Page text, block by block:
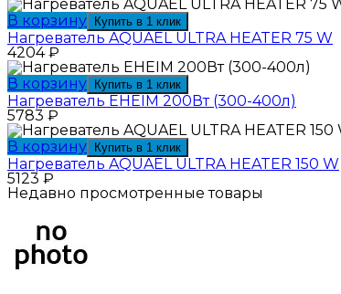
В корзину
Купить в 1 клик
Нагреватель AQUAEL ULTRA HEATER 75 W
4204₽
В корзину
Купить в 1 клик
Нагреватель EHEIM 200Вт (300-400л)
5783 ₽
В корзину
Купить в 1 клик
Нагреватель AQUAEL ULTRA HEATER 150 W
5123 ₽
Недавно просмотренные товары